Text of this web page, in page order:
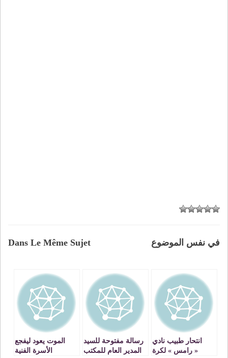
Dans Le Même Sujet في نفس الموضوع
انتحار طبيب نادي
« رامس » لكرة
رسالة مفتوحة للسيد
المدير العام للمكتب
الموت يعود ليفجع
الأسرة الفنية